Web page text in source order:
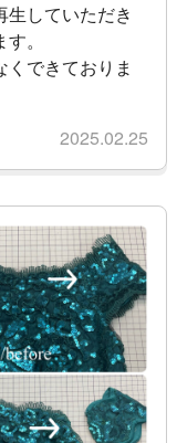
生していただき
。
できておりま
2025.02.25